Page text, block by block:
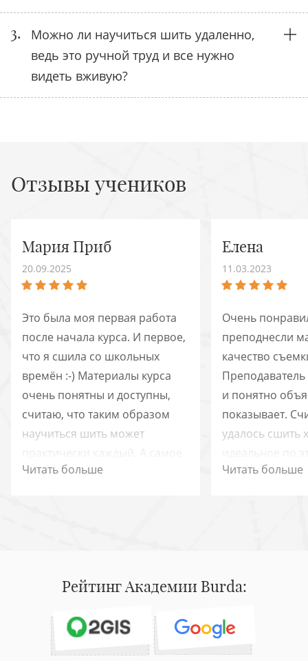
3.
Можно ли научиться шить удаленно,
ведь это ручной труд и все нужно
видеть вживую?
Отзывы учеников
Мария Приб
20.09.2025
Это была моя первая работа
после начала курса. И первое,
что я сшила со школьных
времён :-) Материалы курса
очень понятны и доступны,
считаю, что таким образом
научиться шить может
крутое, - это то, что отдельные
Читать больше
Елена
11.03.2023
Очень
преподнесли
качество
и понятно
показывает.
удалось сшить
меня модель
загрузить
Читать больше
Рейтинг Академии Burda: